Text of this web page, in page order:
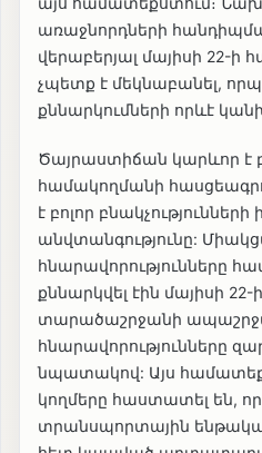
առաջնորդների
վերաբերյալ մայիսի 22-ի
չպետք է մեկնաբանել,
քննարկումների որևէ
Ծայրաստիճան կարևոր է
համակողմանի
է բոլոր բնակչությունների
անվտանգությունը:
հնարավորությունները
քննարկվել էին մայիսի 22-
տարածաշրջանի
հնարավորությունները
նպատակով: Այս
կողմերը հաստատել են,
տրանսպորտային